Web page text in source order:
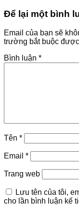
Để lại một bình
Email của bạn sẽ
trường bắt buộc
Bình luận *
Tên *
Email *
Trang web
Lưu tên của tôi,
cho lần bình luận kế